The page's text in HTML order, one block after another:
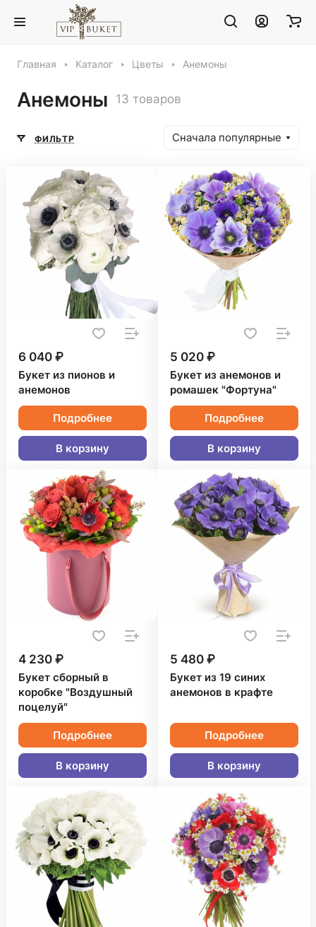
Главная Каталог Цветы Анемоны
Анемоны 13 товаров
ФИЛЬТР Сначала популярные
6 040 ₽
Букет из пионов и
анемонов
Подробнее
В корзину
5 020 ₽
Букет из анемонов и
ромашек "Фортуна"
Подробнее
В корзину
4 230 ₽
Букет сборный в
коробке "Воздушный
поцелуй"
Подробнее
В корзину
5 480 ₽
Букет из 19 синих
анемонов в крафте
Подробнее
В корзину